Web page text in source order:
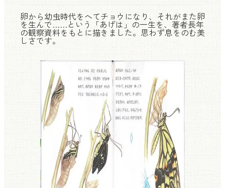
卵から幼虫時代をへてチョウになり、それがまた卵
を生んで……という「あげは」の一生を、著者長年
の観察資料をもとに描きました。思わず息をのむ美
しさです。